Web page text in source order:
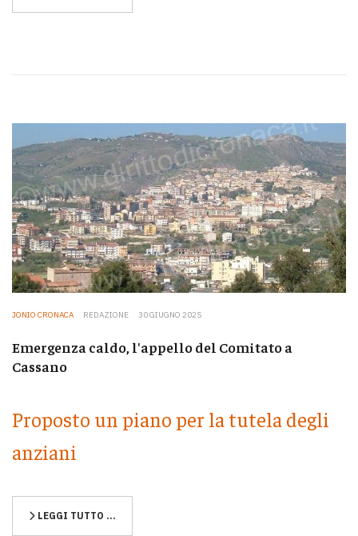
JONIO CRONACA REDAZIONE 30 GIUGNO 2025
Emergenza caldo, l'appello del Comitato a
Cassano
Proposto un piano per la tutela degli
anziani
LEGGI TUTTO …